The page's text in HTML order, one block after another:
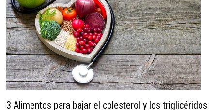
3 Alimentos para bajar el colesterol y los triglicéridos